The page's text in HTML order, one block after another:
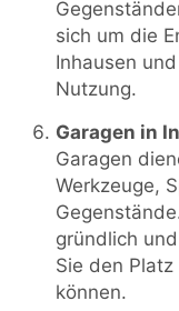
sich um die
Inhausen
Nutzung.
Garagen in
Garagen
Werkzeuge,
gründlich
Sie den
können.